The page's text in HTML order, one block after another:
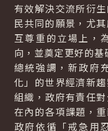
有效解決交流所衍
民共同的願景，尤
互尊重的立場上，
向，並奠定更好的基
總統強調，新政府
化」的世界經濟新
組織，政府有責任
在內的各項課題，
政府依循「戒急用